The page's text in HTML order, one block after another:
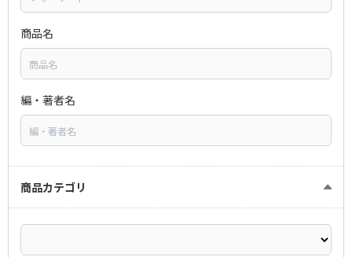
商品名
編・著者名
商品カテゴリ